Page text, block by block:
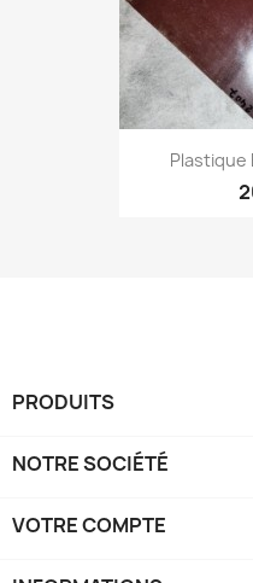
Plastique
PRODUITS
NOTRE SOCIÉTÉ
VOTRE COMPTE